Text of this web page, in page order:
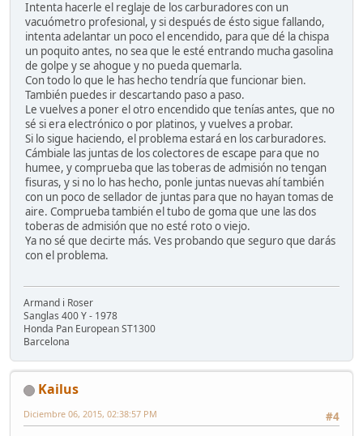
Intenta hacerle el reglaje de los carburadores con un
vacuómetro profesional, y si después de ésto sigue fallando,
intenta adelantar un poco el encendido, para que dé la chispa
un poquito antes, no sea que le esté entrando mucha gasolina
de golpe y se ahogue y no pueda quemarla.
Con todo lo que le has hecho tendría que funcionar bien.
También puedes ir descartando paso a paso.
Le vuelves a poner el otro encendido que tenías antes, que no
sé si era electrónico o por platinos, y vuelves a probar.
Si lo sigue haciendo, el problema estará en los carburadores.
Cámbiale las juntas de los colectores de escape para que no
humee, y comprueba que las toberas de admisión no tengan
fisuras, y si no lo has hecho, ponle juntas nuevas ahí también
con un poco de sellador de juntas para que no hayan tomas de
aire. Comprueba también el tubo de goma que une las dos
toberas de admisión que no esté roto o viejo.
Ya no sé que decirte más. Ves probando que seguro que darás
con el problema.
Armand i Roser
Sanglas 400 Y - 1978
Honda Pan European ST1300
Barcelona
Kailus
#4
Diciembre 06, 2015, 02:38:57 PM